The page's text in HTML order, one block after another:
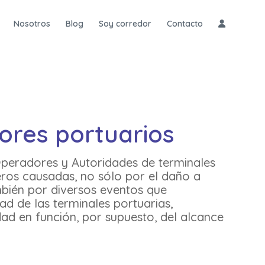
Nosotros Blog Soy corredor Contacto
portuarios
y Autoridades de terminales
causadas, no sólo por el daño a
por diversos eventos que
de las terminales portuarias,
en función, por supuesto, del alcance